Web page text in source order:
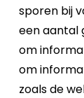
sporen bij
een aantal
om
om
zoals de